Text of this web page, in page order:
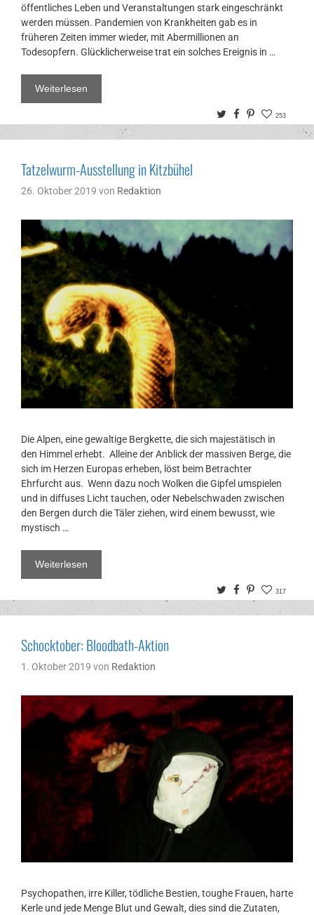
öffentliches Leben und Veranstaltungen stark eingeschränkt
werden müssen. Pandemien von Krankheiten gab es in
früheren Zeiten immer wieder, mit Abermillionen an
Todesopfern. Glücklicherweise trat ein solches Ereignis in …
Weiterlesen
TwitterFacebook
Pinterest
253
Tatzelwurm-Ausstellung in Kitzbühel
26. Oktober 2019 von Redaktion
Die Alpen, eine gewaltige Bergkette, die sich majestätisch in
den Himmel erhebt. Alleine der Anblick der massiven Berge, die
sich im Herzen Europas erheben, löst beim Betrachter
Ehrfurcht aus. Wenn dazu noch Wolken die Gipfel umspielen
und in diffuses Licht tauchen, oder Nebelschwaden zwischen
den Bergen durch die Täler ziehen, wird einem bewusst, wie
mystisch …
Weiterlesen
TwitterFacebook
Pinterest
317
Schocktober: Bloodbath-Aktion
1. Oktober 2019 von Redaktion
Psychopathen, irre Killer, tödliche Bestien, toughe Frauen, harte
Kerle und jede Menge Blut und Gewalt, dies sind die Zutaten,